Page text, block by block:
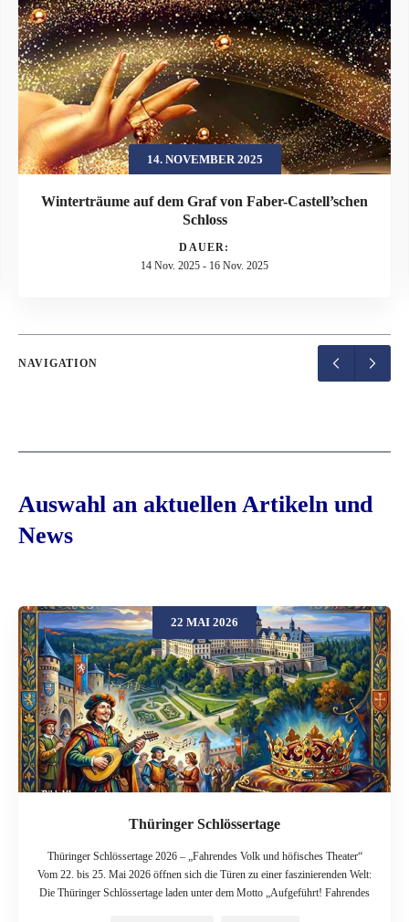
14. NOVEMBER 2025
Winterträume auf dem Graf von Faber-Castell’schen
Schloss
DAUER:
14 Nov. 2025 - 16 Nov. 2025
NAVIGATION
Auswahl an aktuellen Artikeln und
News
22 MAI 2026
Thüringer Schlössertage
Thüringer Schlössertage 2026 – „Fahrendes Volk und höfisches Theater“
Vom 22. bis 25. Mai 2026 öffnen sich die Türen zu einer faszinierenden Welt:
Die Thüringer Schlössertage laden unter dem Motto „Aufgeführt! Fahrendes